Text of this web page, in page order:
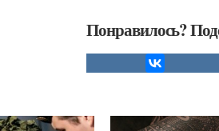
Понравилось?